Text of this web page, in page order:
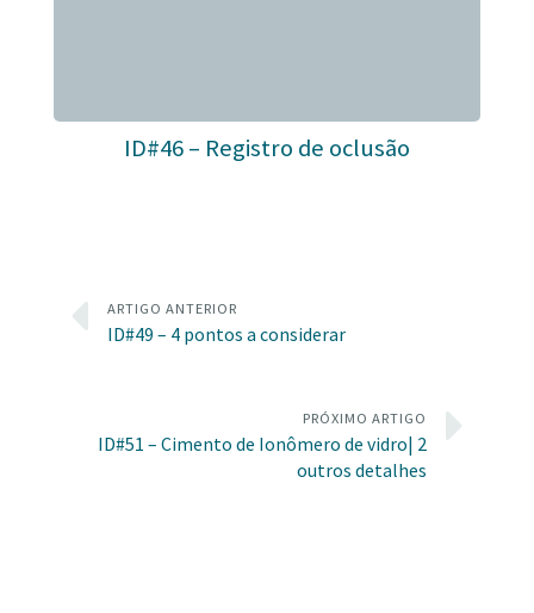
ID#46 – Registro de oclusão
ARTIGO ANTERIOR
ID#49 – 4 pontos a considerar
PRÓXIMO ARTIGO
ID#51 – Cimento de Ionômero de vidro| 2
outros detalhes